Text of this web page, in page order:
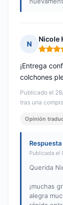
N
Nicole
Nota: 5
Publicado el
tras una
¡Entrega
colchones
Opinión
Publicada el
Querida
¡muchas
alegra